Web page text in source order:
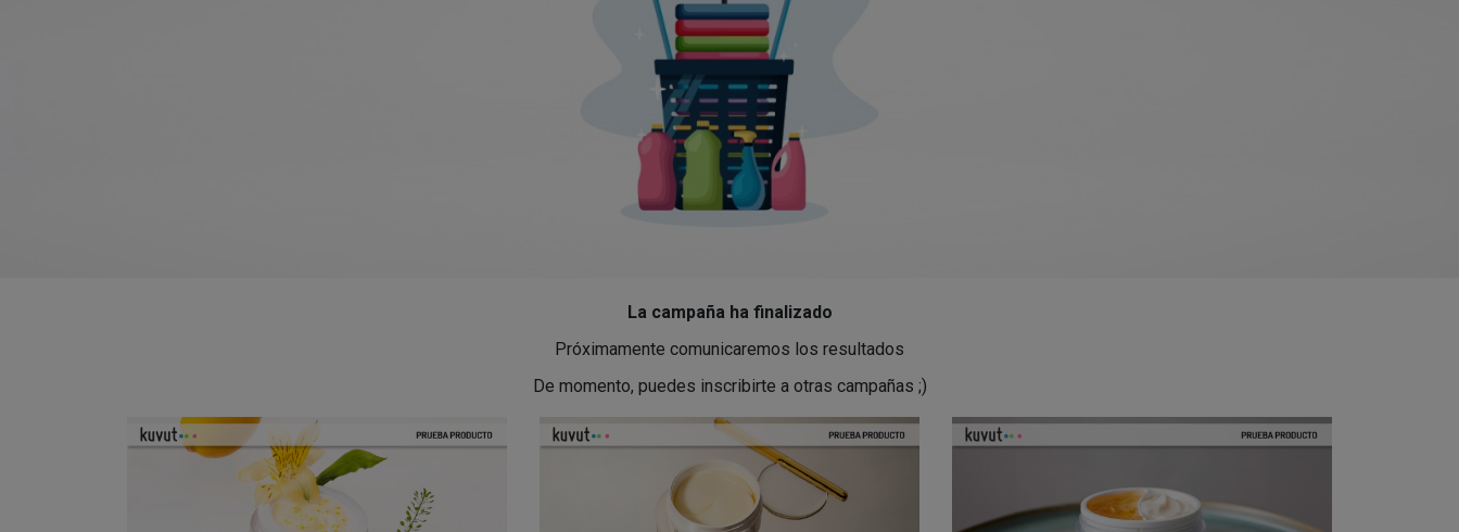
La campaña ha finalizado
Próximamente comunicaremos los resultados
De momento, puedes inscribirte a otras campañas ;)